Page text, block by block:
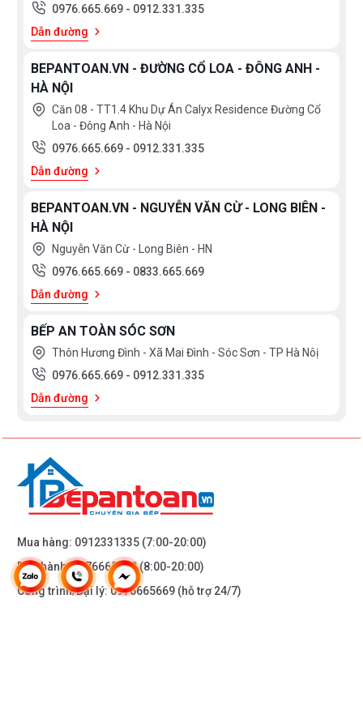
0976.665.669 - 0912.331.335
Dẫn đường
BEPANTOAN.VN - ĐƯỜNG CỔ LOA - ĐÔNG ANH -
HÀ NỘI
Căn 08 - TT1.4 Khu Dự Án Calyx Residence Đường Cổ
Loa - Đông Anh - Hà Nội
0976.665.669 - 0912.331.335
Dẫn đường
BEPANTOAN.VN - NGUYỄN VĂN CỪ - LONG BIÊN -
HÀ NỘI
Nguyễn Văn Cừ - Long Biên - HN
0976.665.669 - 0833.665.669
Dẫn đường
BẾP AN TOÀN SÓC SƠN
Thôn Hương Đình - Xã Mai Đình - Sóc Sơn - TP Hà Nôị
0976.665.669 - 0912.331.335
Dẫn đường
Mua hàng: 0912331335 (7:00-20:00)
Bảo hành:0976665669(8:00-20:00)
Công trình/Đại lý:0976665669 (hỗ trợ 24/7)